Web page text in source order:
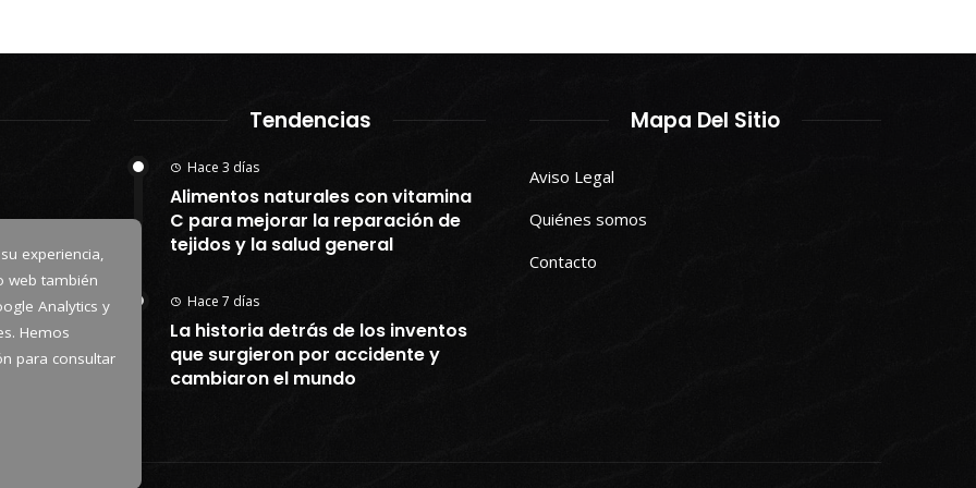
experiencia,
web también
Analytics y
Hemos
para consultar
Tendencias
Hace 3 días
Alimentos naturales con vitamina
C para mejorar la reparación de
tejidos y la salud general
Hace 7 días
La historia detrás de los inventos
que surgieron por accidente y
cambiaron el mundo
Mapa Del Sitio
Aviso Legal
Quiénes somos
Contacto